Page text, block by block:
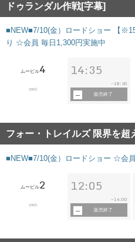
ドゥランダル作戦[字幕]
■NEW■7/10(金）ロードショー 【
り ☆会員 毎日1,300円実施中
ムービル4
206分
14:35
~18:20
販売終了
フォー・トレイルズ 限界を超
■NEW■7/10(金）ロードショー ☆会
ムービル2
106分
12:05
~14:00
販売終了